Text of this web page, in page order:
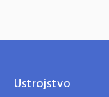
Ustrojstvo